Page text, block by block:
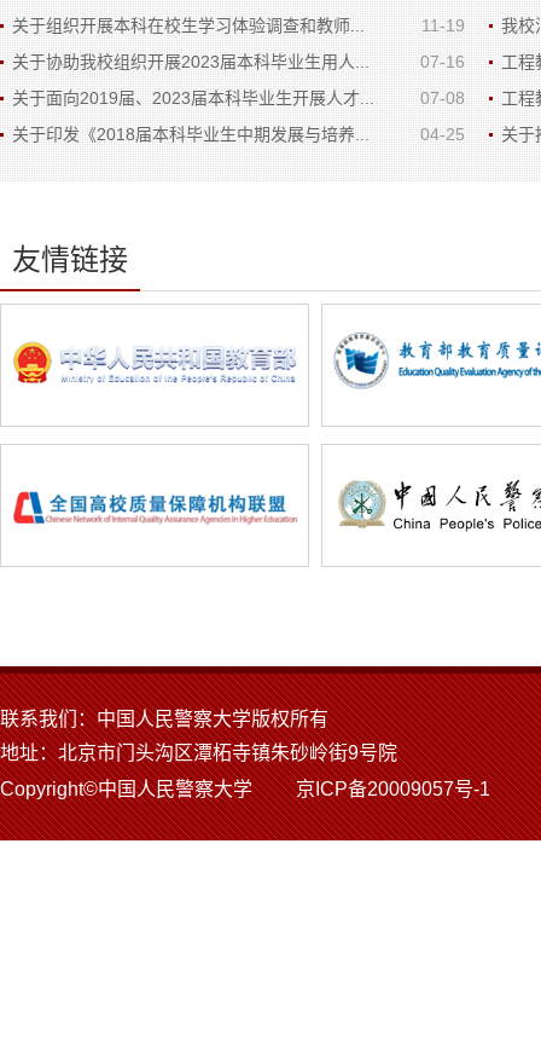
11-19
关于组织开展本科在校生学习体验调查和教师...
07-16
关于协助我校组织开展2023届本科毕业生用人...
07-08
关于面向2019届、2023届本科毕业生开展人才...
04-25
关于印发《2018届本科毕业生中期发展与培养...
我校
工程
工程
关于
友情链接
联系我们：中国人民警察大学版权所有
地址：北京市门头沟区潭柘寺镇朱砂岭街9号院
Copyright©中国人民警察大学 京ICP备20009057号-1